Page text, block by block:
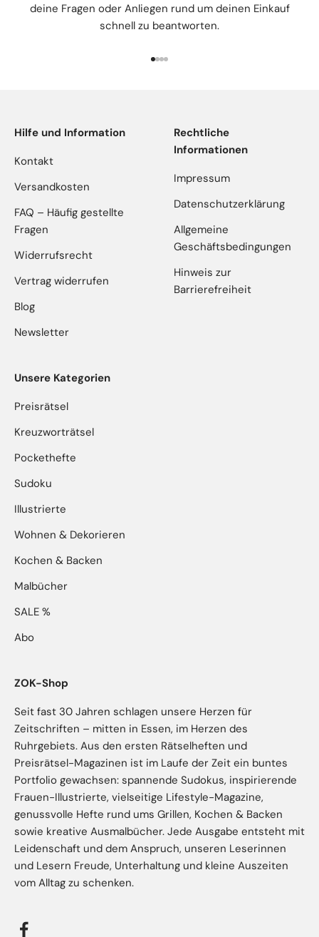
deine Fragen oder Anliegen rund um deinen Einkauf
schnell zu beantworten.
Hilfe und Information
Kontakt
Versandkosten
FAQ – Häufig gestellte
Fragen
Widerrufsrecht
Vertrag widerrufen
Blog
Newsletter
Rechtliche
Informationen
Impressum
Datenschutzerklärung
Allgemeine
Geschäftsbedingungen
Hinweis zur
Barrierefreiheit
Unsere Kategorien
Preisrätsel
Kreuzworträtsel
Pockethefte
Sudoku
Illustrierte
Wohnen & Dekorieren
Kochen & Backen
Malbücher
SALE %
Abo
ZOK-Shop
Seit fast 30 Jahren schlagen unsere Herzen für
Zeitschriften – mitten in Essen, im Herzen des
Ruhrgebiets. Aus den ersten Rätselheften und
Preisrätsel-Magazinen ist im Laufe der Zeit ein buntes
Portfolio gewachsen: spannende Sudokus, inspirierende
Frauen-Illustrierte, vielseitige Lifestyle-Magazine,
genussvolle Hefte rund ums Grillen, Kochen & Backen
sowie kreative Ausmalbücher. Jede Ausgabe entsteht mit
Leidenschaft und dem Anspruch, unseren Leserinnen
und Lesern Freude, Unterhaltung und kleine Auszeiten
vom Alltag zu schenken.